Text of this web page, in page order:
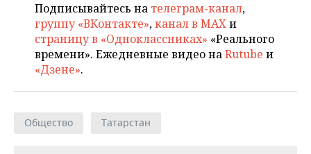
Подписывайтесь на телеграм-канал,
группу «ВКонтакте»,канал в MAXи
страницу в «Одноклассниках» «Реального
времени». Ежедневные видео наRutube и
«Дзене».
Общество Татарстан